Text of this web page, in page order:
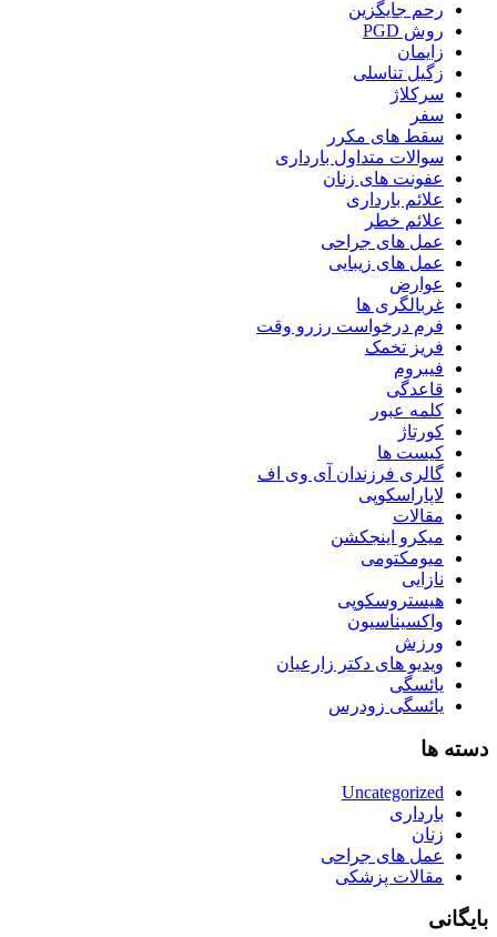
رحم جایگزین
روش PGD
زایمان
زگیل تناسلی
سرکلاژ
سفر
سقط های مکرر
سوالات متداول بارداری
عفونت های زنان
علائم بارداری
علائم خطر
عمل های جراحی
عمل های زیبایی
عوارض
غربالگری ها
فرم درخواست رزرو وقت
فریز تخمک
فیبروم
قاعدگی
کلمه عبور
کورتاژ
کیست ها
گالری فرزندان آی وی اف
لاپاراسکوپی
مقالات
میکرو اینجکشن
میومکتومی
نازایی
هیستروسکوپی
واکسیناسیون
ورزش
ویدیو های دکتر زارعیان
یائسگی
یائسگی زودرس
دسته ها
Uncategorized
بارداری
زنان
عمل های جراحی
مقالات پزشکی
بایگانی